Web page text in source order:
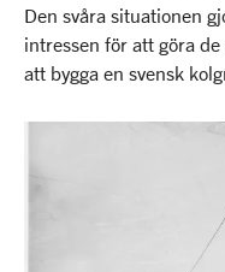
Den svåra situationen
intressen för att göra
att bygga en svensk